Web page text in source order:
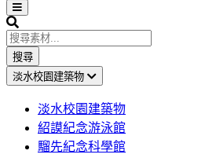
Open
sidebar
Search
搜尋
淡水校園建築物
淡水校園建築物
紹謨紀念游泳館
騮先紀念科學館